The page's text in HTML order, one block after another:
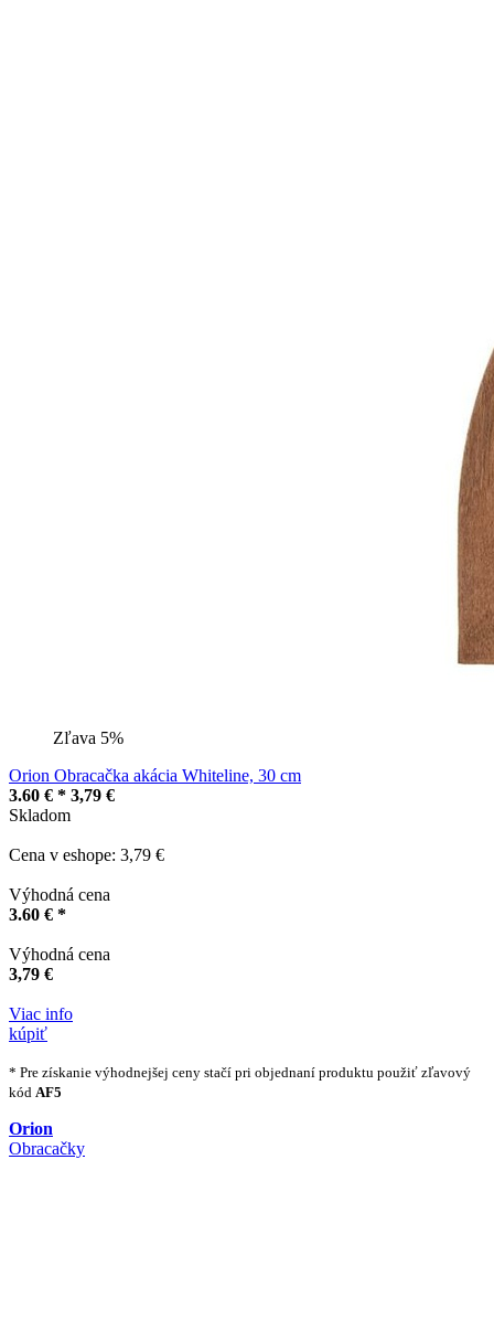
Zľava 5%
Orion Obracačka akácia Whiteline, 30 cm
3.60 € * 3,79 €
Skladom
Cena v eshope: 3,79 €
Výhodná cena
3.60 € *
Výhodná cena
3,79 €
Viac info
kúpiť
* Pre získanie výhodnejšej ceny stačí pri objednaní produktu použiť zľavový
kód AF5
Orion
Obracačky